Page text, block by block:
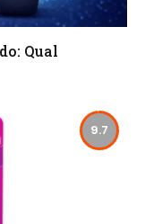
Qual
9.7